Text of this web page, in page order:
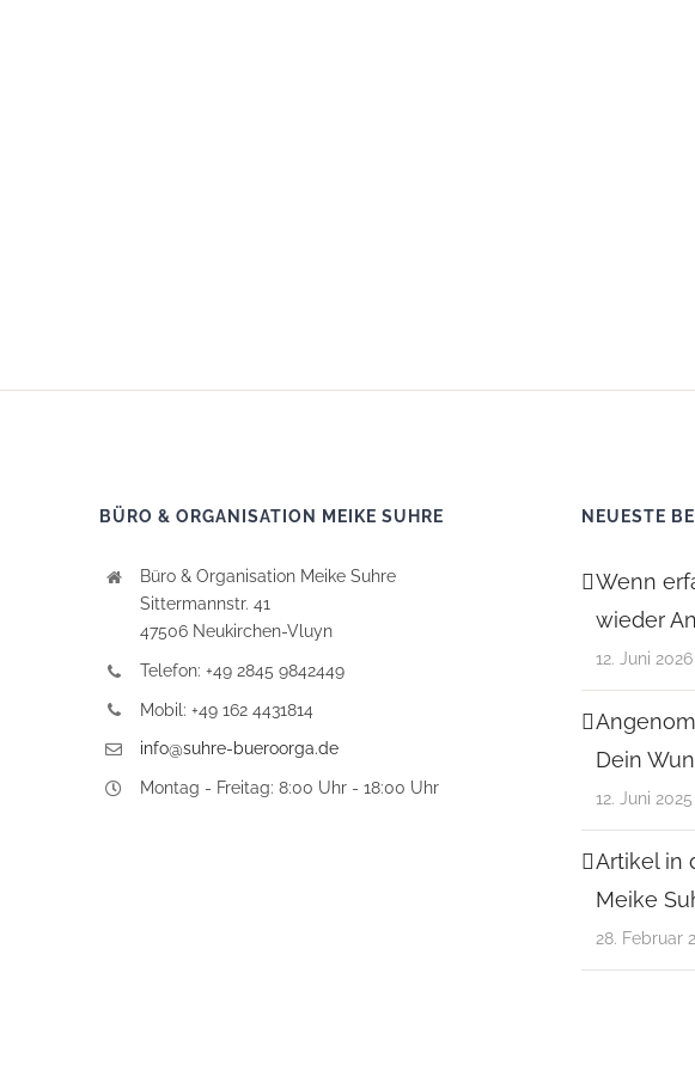
BÜRO & ORGANISATION MEIKE SUHRE
Büro & Organisation Meike Suhre
Sittermannstr. 41
47506 Neukirchen-Vluyn
Telefon: +49 2845 9842449
Mobil: +49 162 4431814
info@suhre-bueroorga.de
Montag - Freitag: 8:00 Uhr - 18:00 Uhr
NEUESTE
Wenn
wieder
12. Juni 2026
Dein
12. Juni 2025
Artikel in
Meike
28. Februar